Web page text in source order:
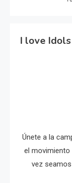
I love Idols
Únete a la
el movimiento
vez